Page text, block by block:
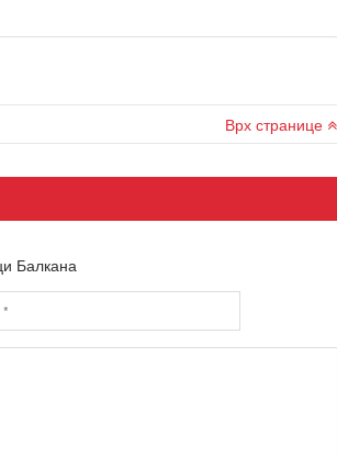
Врх странице
Балкана